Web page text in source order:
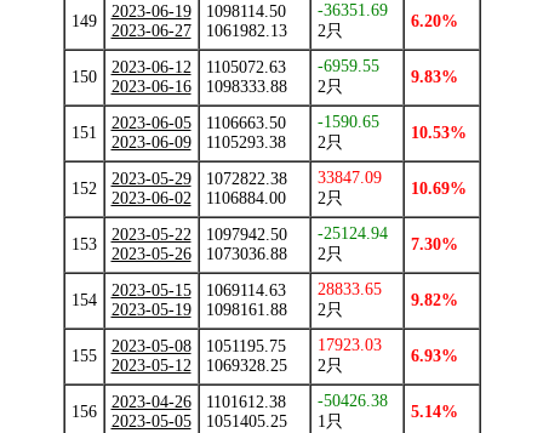
149
2023-06-19
2023-06-27
1098114.50
1061982.13
-36351.69
2只
6.20%
150
2023-06-12
2023-06-16
1105072.63
1098333.88
-6959.55
2只
9.83%
151
2023-06-05
2023-06-09
1106663.50
1105293.38
-1590.65
2只
10.53%
152
2023-05-29
2023-06-02
1072822.38
1106884.00
33847.09
2只
10.69%
153
2023-05-22
2023-05-26
1097942.50
1073036.88
-25124.94
2只
7.30%
154
2023-05-15
2023-05-19
1069114.63
1098161.88
28833.65
2只
9.82%
155
2023-05-08
2023-05-12
1051195.75
1069328.25
17923.03
2只
6.93%
156
2023-04-26
2023-05-05
1101612.38
1051405.25
-50426.38
1只
5.14%